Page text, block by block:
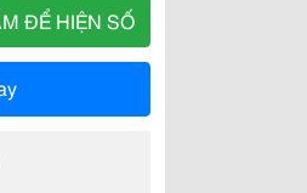
ĐỂ HIỆN SỐ